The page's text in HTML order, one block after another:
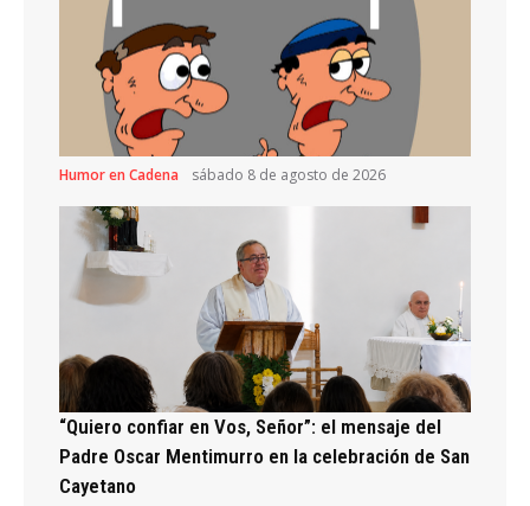
Humor en Cadena sábado 8 de agosto de 2026
“Quiero confiar en Vos, Señor”: el mensaje del
Padre Oscar Mentimurro en la celebración de San
Cayetano